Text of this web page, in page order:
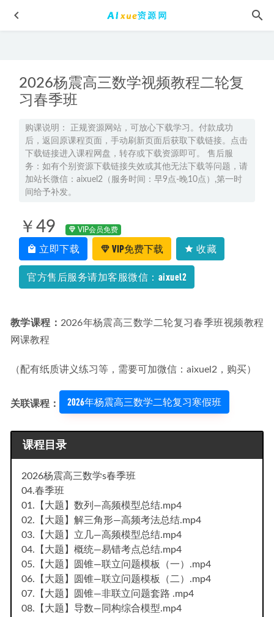
2026杨震高三数学视频教程二轮复
习春季班
购课说明： 正规资源网站，可放心下载学习。付款成功
后，返回原课程页面，手动刷新页面后获取下载链接。点击
下载链接进入课程网盘，转存或下载资源即可。 售后服
务：如有个别资源下载链接失效或其他无法下载等问题，请
加站长微信：aixuel2（服务时间：早9点-晚10点）,第一时
间给予补发。
￥49 VIP会员免费
立即下载 VIP免费下载 收藏
官方售后服务请加客服微信：aixuel2
教学课程： 2026年杨震高三数学二轮复习春季班视频教程
网课教程
（配有纸质讲义练习等，需要可加微信：aixuel2，购买）
关联课程： 2026年杨震高三数学二轮复习寒假班
课程目录
2026杨震高三数学s春季班
04.春季班
01.【大题】数列—高频模型总结.mp4
02.【大题】解三角形—高频考法总结.mp4
03.【大题】立几—高频模型总结.mp4
04.【大题】概统—易错考点总结.mp4
05.【大题】圆锥—联立问题模板（一）.mp4
06.【大题】圆锥—联立问题模板（二）.mp4
07.【大题】圆锥—非联立问题套路 .mp4
08.【大题】导数—同构综合模型.mp4
2025刘莹莹高二历史下学期春季班 2025-03-13
职场人际关系情商教程-李越：如何提高情商,百度网盘资源
打包下载 2021-12-04
孙佳俊小学奥数3-5年级教程-视频教程+讲义+课程笔记
2024高一英语讲义电子版
2024张亮高二英语s暑假班 2023-08-21